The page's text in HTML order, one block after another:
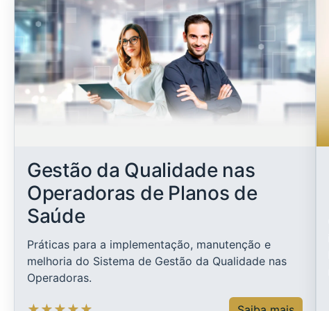
Gestão da Qualidade nas
Operadoras de Planos de
Saúde
Práticas para a implementação, manutenção e
melhoria do Sistema de Gestão da Qualidade nas
Operadoras.